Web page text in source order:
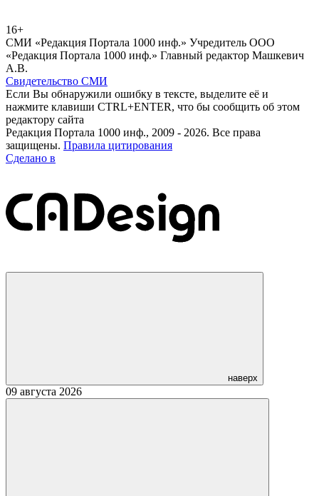
16+
СМИ «Редакция Портала 1000 инф.» Учредитель ООО
«Редакция Портала 1000 инф.» Главный редактор Машкевич
А.В.
Свидетельство СМИ
Если Вы обнаружили ошибку в тексте, выделите её и
нажмите клавиши CTRL+ENTER, что бы сообщить об этом
редактору сайта
Редакция Портала 1000 инф., 2009 - 2026. Все права
защищены. Правила цитирования
Сделано в
наверх
09 августа 2026